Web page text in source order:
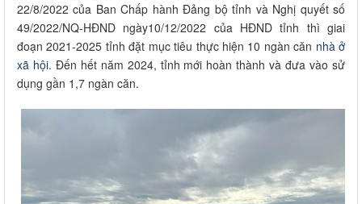
22/8/2022 của Ban Chấp hành Đảng bộ tỉnh và Nghị quyết số
49/2022/NQ-HĐND ngày10/12/2022 của HĐND tỉnh thì giai
đoạn 2021-2025 tỉnh đặt mục tiêu thực hiện 10 ngàn căn nhà ở
xã hội. Đến hết năm 2024, tỉnh mới hoàn thành và đưa vào sử
dụng gần 1,7 ngàn căn.